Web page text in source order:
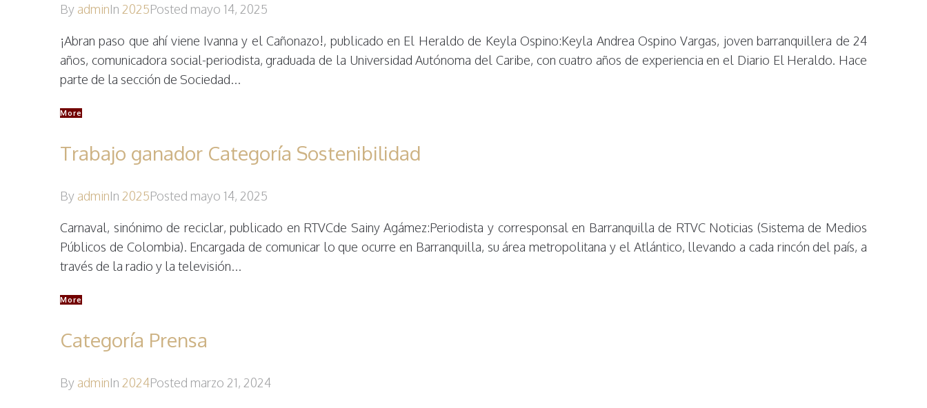
By adminIn 2025Posted mayo 14, 2025
¡Abran paso que ahí viene Ivanna y el Cañonazo!, publicado en El Heraldo de Keyla Ospino:Keyla Andrea Ospino Vargas, joven barranquillera de 24
años, comunicadora social-periodista, graduada de la Universidad Autónoma del Caribe, con cuatro años de experiencia en el Diario El Heraldo. Hace
parte de la sección de Sociedad...
More
Trabajo ganador Categoría Sostenibilidad
By adminIn 2025Posted mayo 14, 2025
Carnaval, sinónimo de reciclar, publicado en RTVCde Sainy Agámez:Periodista y corresponsal en Barranquilla de RTVC Noticias (Sistema de Medios
Públicos de Colombia). Encargada de comunicar lo que ocurre en Barranquilla, su área metropolitana y el Atlántico, llevando a cada rincón del país, a
través de la radio y la televisión...
More
Categoría Prensa
By adminIn 2024Posted marzo 21, 2024